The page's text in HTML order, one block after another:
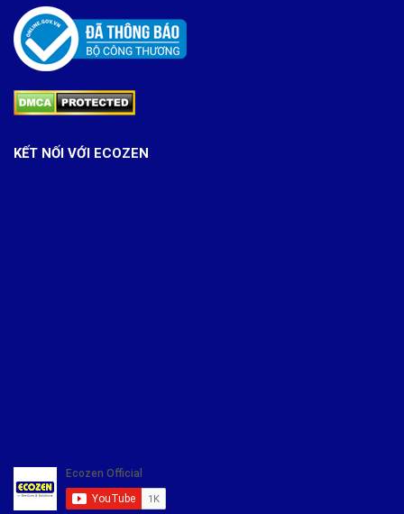
KẾT NỐI VỚI ECOZEN